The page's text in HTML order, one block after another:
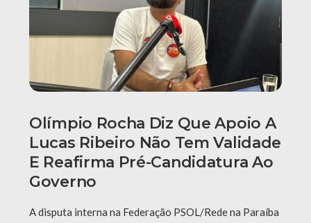
Olímpio Rocha Diz Que Apoio A
Lucas Ribeiro Não Tem Validade
E Reafirma Pré-Candidatura Ao
Governo
A disputa interna na Federação PSOL/Rede na Paraíba